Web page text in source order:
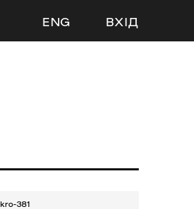
ENG ВХІД
kro-381